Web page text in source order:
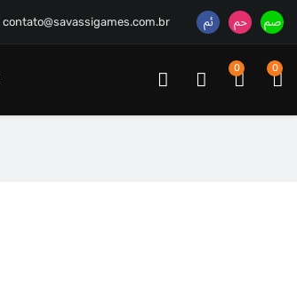
contato@savassigames.com.br
0
0